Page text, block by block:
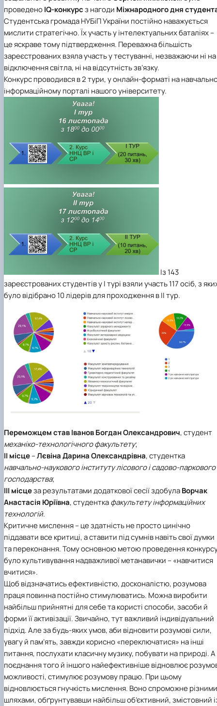
проведеноIQ-конкурсз нагоди Міжнародного дня
Студентська громада НУБіП України постійно наважується
мислити стратегічно. Їх участь у інтелектуальних баталіях –
це яскраве тому підтвердження. Переважна більшість
зареєстрованих взяла участь у тестуванні, незважаючи ні на
відключення світла, ні на відсутність зв’язку.
Конкурс проводився в 2 тури, у онлайн-форматі на
інформаційному порталі нашого університету.
Із 143
зареєстрованих студентів у І турі взяли участь 117 осіб, з
було відібрано 10 лідерів для проходження в ІІ тур.
Переможцем ставІванов Богдан Олександрович, студент
механіко-технологічного факультету;
ІІ місце–Лєвіна Дарина Олександрівна, студентка
навчально-наукового інституту лісового і садово-паркового
господарства;
ІІІ місцеза результатами додаткової сесії здобулаВорчак
Анастасія Юріївна, студенткафакультету інформаційних
технологій.
Критичне мислення – це здатність не просто цинічно
піддавати все критиці, а ставити під сумнів навіть свої думки
та переконання. Тому основною метою проведення
було культивування надважливої метанавички – «навчитися
вчитися».
Щоб відзначатись ефективністю, досконалістю, розумова
праця повинна постійно стимулюватись. Можна виробити
найбільш прийнятні для себе та користі способи, засоби й
форми її активізації. Звичайно, тут важливий індивідуальний
підхід. Але за будь-яких умов, аби відновити розумові сили,
увагу й пам’ять, завжди корисно «переключатися» на інші
питання, послухати класичну музику, побувати на природі. А
поєднання того й іншого найефективніше відновлює
можливості, стимулює розумову працю. При цьому
відновлюється гнучкість мислення. Воно спроможне різними
шляхами, обґрунтувавши найбільш об’єктивний, змістовний